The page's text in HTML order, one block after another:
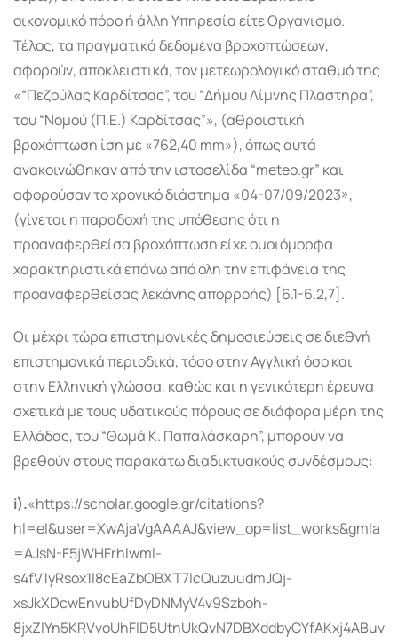
οικονομικό πόρο ή άλλη Υπηρεσία είτε Οργανισμό.
Τέλος, τα πραγματικά δεδομένα βροχοπτώσεων,
αφορούν, αποκλειστικά, τον μετεωρολογικό σταθμό της
«“Πεζούλας Καρδίτσας”, του “Δήμου Λίμνης Πλαστήρα”,
του “Νομού (Π.Ε.) Καρδίτσας”», (αθροιστική
βροχόπτωση ίση με «762,40 mm»), όπως αυτά
ανακοινώθηκαν από την ιστοσελίδα “meteo.gr” και
αφορούσαν το χρονικό διάστημα «04-07/09/2023»,
(γίνεται η παραδοχή της υπόθεσης ότι η
προαναφερθείσα βροχόπτωση είχε ομοιόμορφα
χαρακτηριστικά επάνω από όλη την επιφάνεια της
προαναφερθείσας λεκάνης απορροής) [6.1-6.2,7].
Οι μέχρι τώρα επιστημονικές δημοσιεύσεις σε διεθνή
επιστημονικά περιοδικά, τόσο στην Αγγλική όσο και
στην Ελληνική γλώσσα, καθώς και η γενικότερη έρευνα
σχετικά με τους υδατικούς πόρους σε διάφορα μέρη της
Ελλάδας, του “Θωμά Κ. Παπαλάσκαρη”, μπορούν να
βρεθούν στους παρακάτω διαδικτυακούς συνδέσμους:
i).«https://scholar.google.gr/citations?
hl=el&user=XwAjaVgAAAAJ&view_op=list_works&gmla
=AJsN-F5jWHFrhlwml-
s4fV1yRsox1l8cEaZbOBXT7lcQuzuudmJQj-
xsJkXDcwEnvubUfDyDNMyV4v9Szboh-
8jxZlYn5KRVvoUhFID5UtnUkQvN7DBXddbyCYfAKxj4ABuv